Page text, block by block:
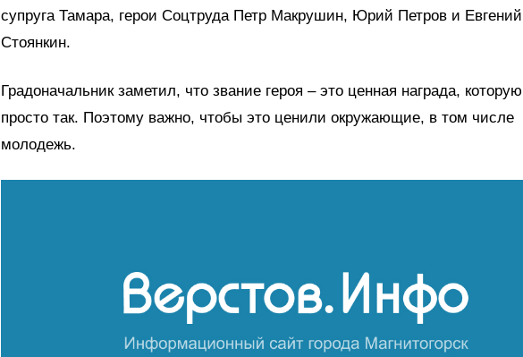
супруга Тамара, герои Соцтруда Петр Макрушин, Юрий Петров и Евгений
Стоянкин.
Градоначальник заметил, что звание героя – это ценная награда,
просто так. Поэтому важно, чтобы это ценили окружающие, в том числе
молодежь.